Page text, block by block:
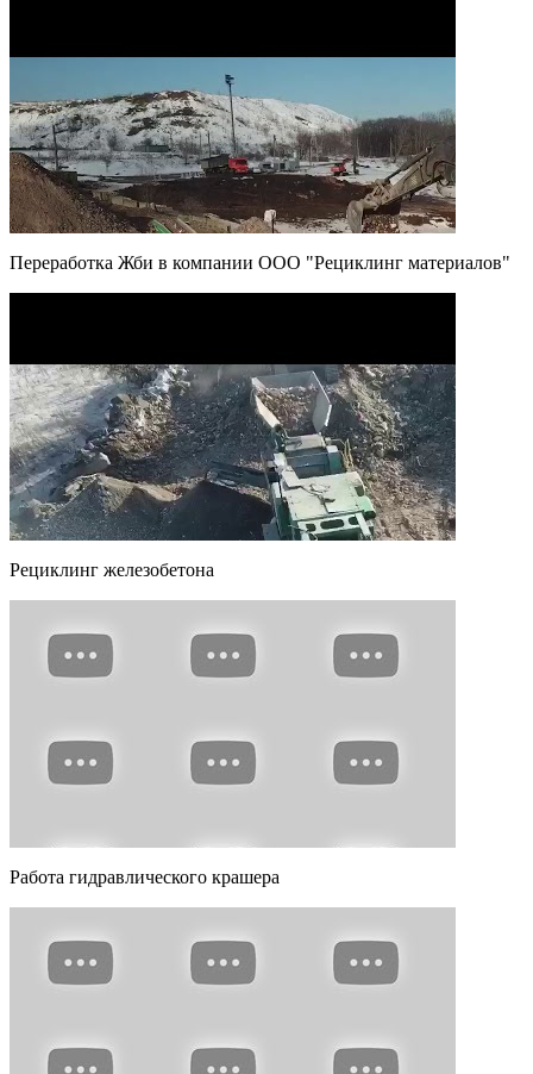
Переработка Жби в компании ООО "Рециклинг материалов"
Рециклинг железобетона
Работа гидравлического крашера